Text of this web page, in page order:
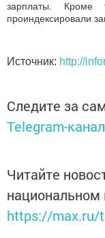
зарплаты.
проиндексировали
Источник: http://
Следите за
Telegram-
Читайте
https://max.ru/